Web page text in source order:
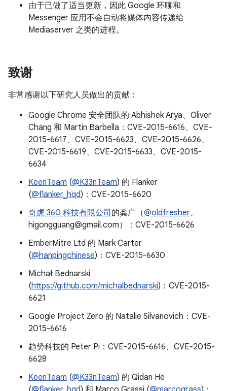
由于已做了适当更新，因此 Google 环聊和
Messenger 应用不会自动将媒体内容传递给
Mediaserver 之类的进程。
致谢
非常感谢以下研究人员做出的贡献：
Google Chrome 安全团队的 Abhishek Arya、Oliver
Chang 和 Martin Barbella：CVE-2015-6616、CVE-
2015-6617、CVE-2015-6623、CVE-2015-6626、
CVE-2015-6619、CVE-2015-6633、CVE-2015-
6634
KeenTeam (@K33nTeam) 的 Flanker
(@flanker_hqd)：CVE-2015-6620
奇虎 360 科技有限公司 的龚广（@oldfresher、
higongguang@gmail.com）：CVE-2015-6626
EmberMitre Ltd 的 Mark Carter
(@hanpingchinese)：CVE-2015-6630
Michał Bednarski
(https://github.com/michalbednarski)：CVE-2015-
6621
Google Project Zero 的 Natalie Silvanovich：CVE-
2015-6616
趋势科技的 Peter Pi：CVE-2015-6616、CVE-2015-
6628
KeenTeam (@K33nTeam) 的 Qidan He